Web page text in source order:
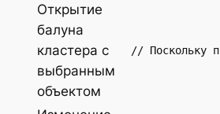
Открытие
балуна
кластера c
выбранным
объектом
// Поскольку